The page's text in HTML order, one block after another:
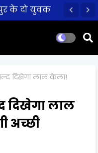
के दो युवक
दिखेगा लाल केला!
दिखेगा लाल
अच्छी